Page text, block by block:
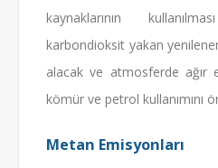
kaynaklarının
karbondioksit yakan
alacak ve atmosferde ağır
kömür ve petrol kullanımını
Metan Emisyonları